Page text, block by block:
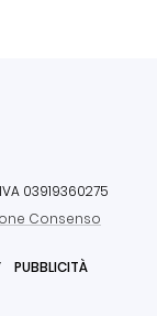
03919360275
Consenso
PUBBLICITÀ